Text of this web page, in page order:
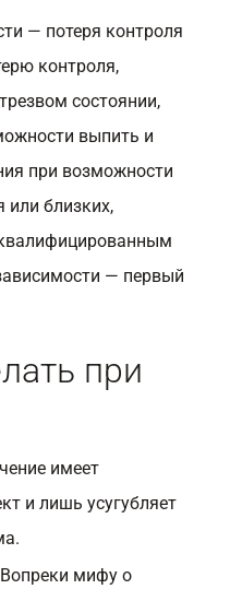
— потеря контроля
контроля,
состоянии,
выпить и
при возможности
или близких,
— первый
при
имеет
и лишь усугубляет
мифу о